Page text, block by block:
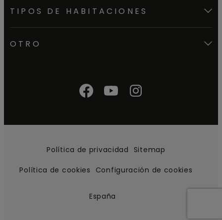
TIPOS DE HABITACIONES
OTRO
Política de privacidad Sitemap
Política de cookies Configuración de cookies
España